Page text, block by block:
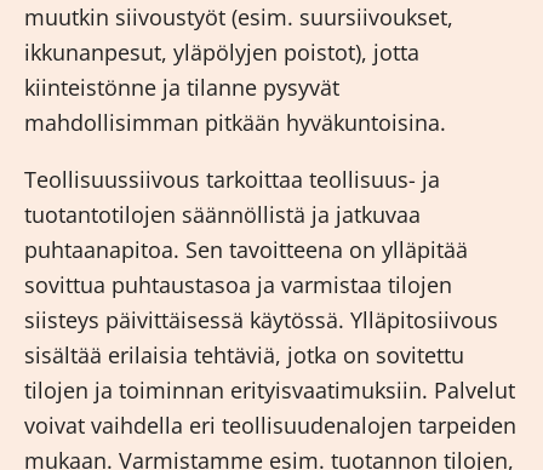
muutkin siivoustyöt (esim. suursiivoukset,
ikkunanpesut, yläpölyjen poistot), jotta
kiinteistönne ja tilanne pysyvät
mahdollisimman pitkään hyväkuntoisina.
Teollisuussiivous tarkoittaa teollisuus- ja
tuotantotilojen säännöllistä ja jatkuvaa
puhtaanapitoa. Sen tavoitteena on ylläpitää
sovittua puhtaustasoa ja varmistaa tilojen
siisteys päivittäisessä käytössä. Ylläpitosiivous
sisältää erilaisia tehtäviä, jotka on sovitettu
tilojen ja toiminnan erityisvaatimuksiin. Palvelut
voivat vaihdella eri teollisuudenalojen tarpeiden
mukaan. Varmistamme esim. tuotannon tilojen,